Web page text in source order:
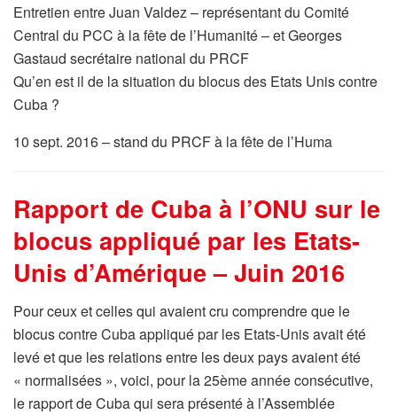
Entretien entre Juan Valdez – représentant du Comité
Central du PCC à la fête de l’Humanité – et Georges
Gastaud secrétaire national du PRCF
Qu’en est il de la situation du blocus des Etats Unis contre
Cuba ?
10 sept. 2016 – stand du PRCF à la fête de l’Huma
Rapport de Cuba à l’ONU sur le
blocus appliqué par les Etats-
Unis d’Amérique – Juin 2016
Pour ceux et celles qui avaient cru comprendre que le
blocus contre Cuba appliqué par les Etats-Unis avait été
levé et que les relations entre les deux pays avaient été
« normalisées », voici, pour la 25ème année consécutive,
le rapport de Cuba qui sera présenté à l’Assemblée